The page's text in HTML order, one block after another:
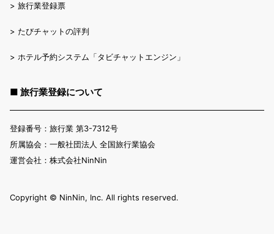
> 旅行業登録票
> たびチャットの評判
> ホテル予約システム「タビチャットエンジン」
■ 旅行業登録について
登録番号：旅行業 第3-7312号
所属協会：一般社団法人 全国旅行業協会
運営会社：株式会社NinNin
Copyright ©︎ NinNin, Inc. All rights reserved.